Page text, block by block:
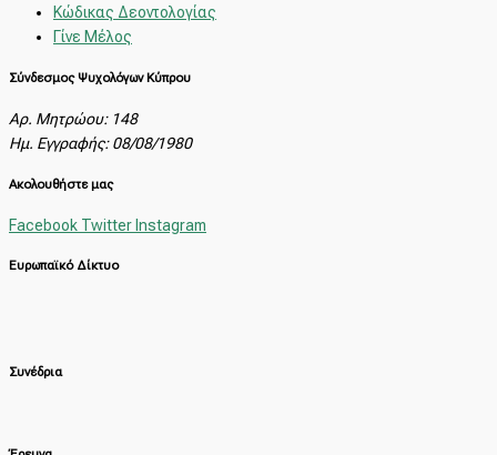
Κώδικας Δεοντολογίας
Γίνε Μέλος
Σύνδεσμος Ψυχολόγων Κύπρου
Αρ. Μητρώου: 148
Ημ. Εγγραφής: 08/08/1980
Ακολουθήστε μας
Facebook Twitter Instagram
Ευρωπαϊκό Δίκτυο
Συνέδρια